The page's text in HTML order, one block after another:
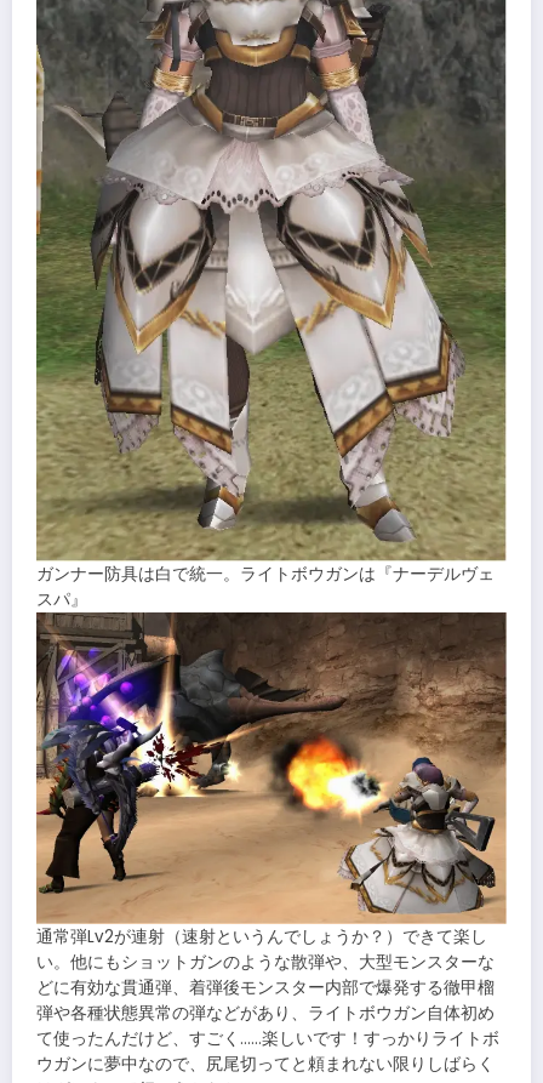
ガンナー防具は白で統一。ライトボウガンは『ナーデルヴェ
スパ』
通常弾Lv2が連射（速射というんでしょうか？）できて楽し
い。他にもショットガンのような散弾や、大型モンスターな
どに有効な貫通弾、着弾後モンスター内部で爆発する徹甲榴
弾や各種状態異常の弾などがあり、ライトボウガン自体初め
て使ったんだけど、すごく……楽しいです！すっかりライトボ
ウガンに夢中なので、尻尾切ってと頼まれない限りしばらく